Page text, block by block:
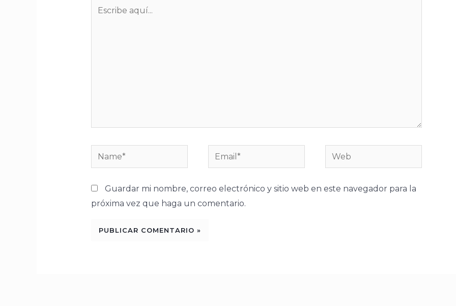
Name* Email* Web
Guardar mi nombre, correo electrónico y sitio web en este navegador para la
próxima vez que haga un comentario.